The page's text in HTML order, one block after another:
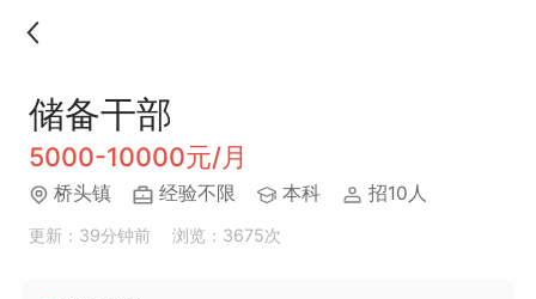
储备干部
5000-10000元/月
桥头镇 经验不限 本科 招10人
更新：39分钟前 浏览：3675次